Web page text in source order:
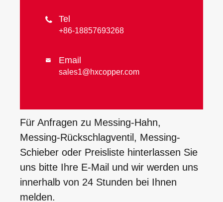
 Tel
+86-18857693268
 Email
sales1@hxcopper.com
Für Anfragen zu Messing-Hahn,
Messing-Rückschlagventil, Messing-
Schieber oder Preisliste hinterlassen Sie
uns bitte Ihre E-Mail und wir werden uns
innerhalb von 24 Stunden bei Ihnen
melden.